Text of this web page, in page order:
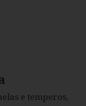
e temperos,